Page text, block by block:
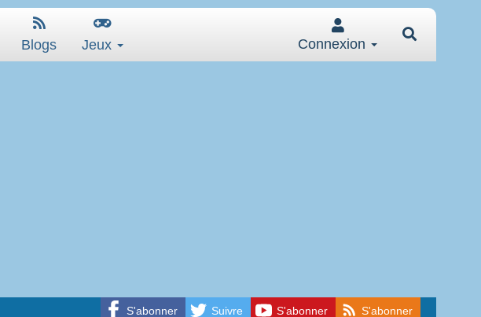
Blogs Jeux Connexion
S'abonner Suivre S'abonner S'abonner